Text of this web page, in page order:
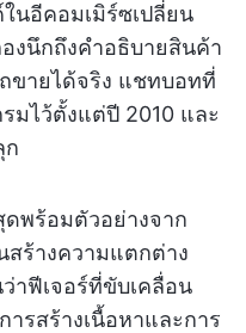
นอีคอมเมิร์ซเปลี่ยน
งนึกถึงคำอธิบายสินค้า
ขายได้จริง แชทบอทที่
มไว้ตั้งแต่ปี 2010 และ
ก
พร้อมตัวอย่างจาก
สร้างความแตกต่าง
าฟีเจอร์ที่ขับเคลื่อน
รสร้างเนื้อหาและการ